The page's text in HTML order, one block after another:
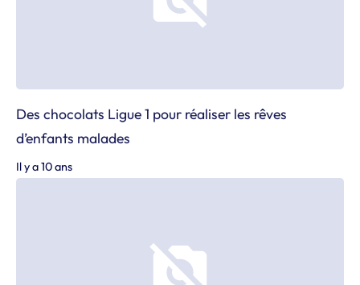
Des chocolats Ligue 1 pour réaliser les rêves
d’enfants malades
Il y a 10 ans